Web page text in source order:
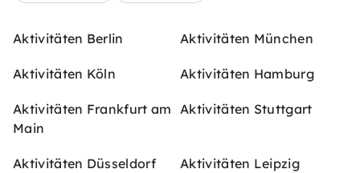
Aktivitäten Berlin Aktivitäten München
Aktivitäten Köln Aktivitäten Hamburg
Aktivitäten Frankfurt am
Main
Aktivitäten Stuttgart
Aktivitäten Düsseldorf Aktivitäten Leipzig